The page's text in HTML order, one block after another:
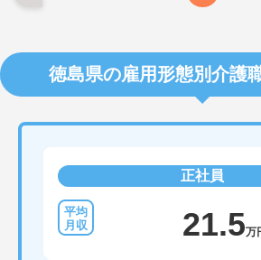
徳島県の雇用形態別介護
正社員
21.5万